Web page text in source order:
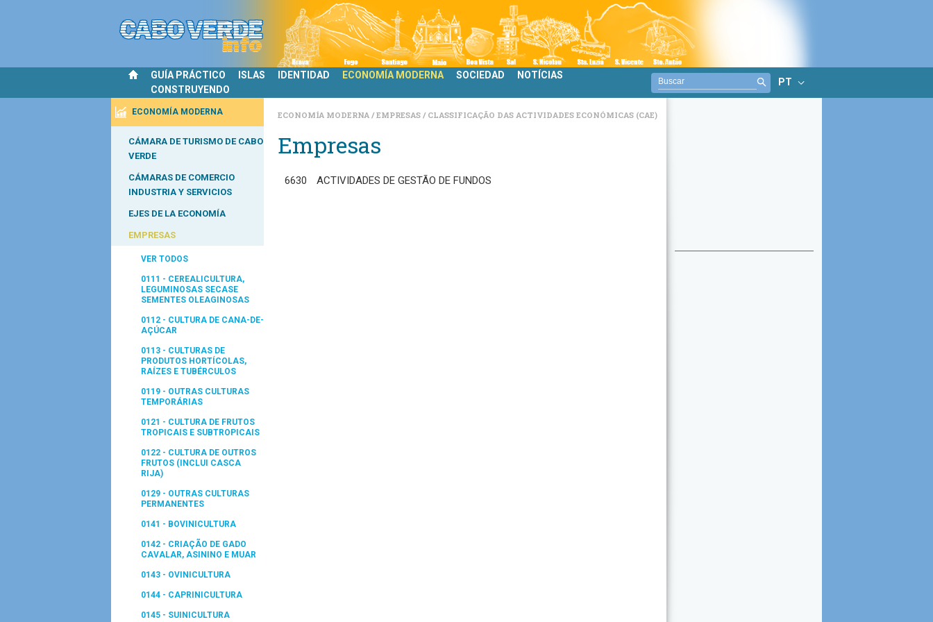
GUÍA PRÁCTICO ISLAS IDENTIDAD ECONOMÍA MODERNA SOCIEDAD
NOTÍCIAS
CONSTRUYENDO
PT
ECONOMÍA MODERNA
CÁMARA DE TURISMO DE CABO
VERDE
CÁMARAS DE COMERCIO
INDUSTRIA Y SERVICIOS
EJES DE LA ECONOMÍA
EMPRESAS
VER TODOS
0111 - CEREALICULTURA,
LEGUMINOSAS SECASE
SEMENTES OLEAGINOSAS
0112 - CULTURA DE CANA-DE-
AÇÚCAR
0113 - CULTURAS DE
PRODUTOS HORTÍCOLAS,
RAÍZES E TUBÉRCULOS
0119 - OUTRAS CULTURAS
TEMPORÁRIAS
0121 - CULTURA DE FRUTOS
TROPICAIS E SUBTROPICAIS
0122 - CULTURA DE OUTROS
FRUTOS (INCLUI CASCA
RIJA)
0129 - OUTRAS CULTURAS
PERMANENTES
0141 - BOVINICULTURA
0142 - CRIAÇÃO DE GADO
CAVALAR, ASININO E MUAR
0143 - OVINICULTURA
0144 - CAPRINICULTURA
0145 - SUINICULTURA
ECONOMÍA MODERNA EMPRESAS CLASSIFICAÇÃO DAS ACTIVIDADES ECONÓMICAS (CAE)
Empresas
6630 ACTIVIDADES DE GESTÃO DE FUNDOS